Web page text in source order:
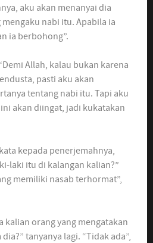
aku akan menanyai dia
nabi itu. Apabila ia
ia berbohong”.
Allah, kalau bukan karena
pasti aku akan
tentang nabi itu. Tapi aku
akan diingat, jadi kukatakan
kepada penerjemahnya,
laki itu di kalangan kalian?”
memiliki nasab terhormat”,
kalian orang yang mengatakan
tanyanya lagi. “Tidak ada”,